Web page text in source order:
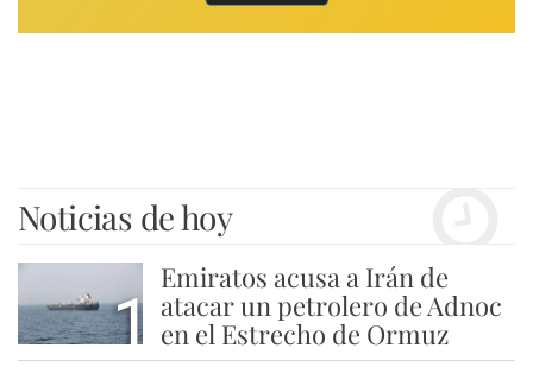
Noticias de hoy
1
Emiratos acusa a Irán de
atacar un petrolero de Adnoc
en el Estrecho de Ormuz